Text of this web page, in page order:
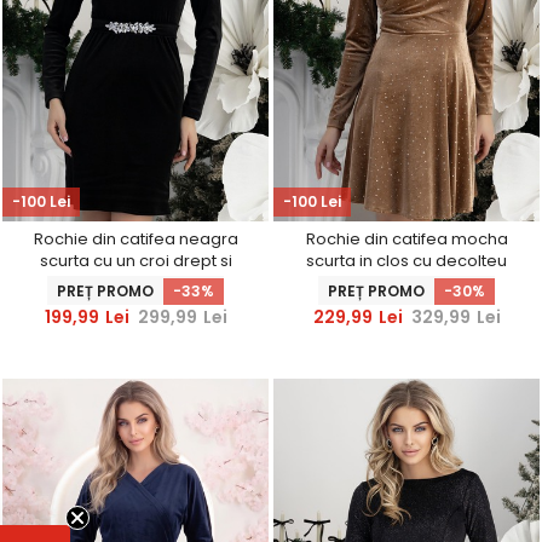
-100 Lei
Rochie din catifea neagra
scurta cu un croi drept si
cordon detasabil cu aplicatii
strass - StarShinerS
PREȚ PROMO -33%
199,99 Lei 299,99 Lei
-100 Lei
Rochie din catifea mocha
scurta in clos cu decolteu
petrecut si sclipici-
StarShinerS
PREȚ PROMO -30%
229,99 Lei 329,99 Lei